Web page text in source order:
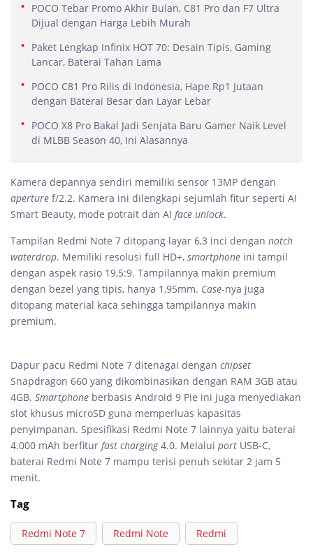
POCO Tebar Promo Akhir Bulan, C81 Pro dan F7 Ultra
Dijual dengan Harga Lebih Murah
Paket Lengkap Infinix HOT 70: Desain Tipis, Gaming
Lancar, Baterai Tahan Lama
POCO C81 Pro Rilis di Indonesia, Hape Rp1 Jutaan
dengan Baterai Besar dan Layar Lebar
POCO X8 Pro Bakal Jadi Senjata Baru Gamer Naik Level
di MLBB Season 40, Ini Alasannya
Kamera depannya sendiri memiliki sensor 13MP dengan
aperture f/2.2. Kamera ini dilengkapi sejumlah fitur seperti AI
Smart Beauty, mode potrait dan AI face unlock.
Tampilan Redmi Note 7 ditopang layar 6,3 inci dengan notch
waterdrop. Memiliki resolusi full HD+, smartphone ini tampil
dengan aspek rasio 19,5:9. Tampilannya makin premium
dengan bezel yang tipis, hanya 1,95mm. Case-nya juga
ditopang material kaca sehingga tampilannya makin
premium.
Dapur pacu Redmi Note 7 ditenagai dengan chipset
Snapdragon 660 yang dikombinasikan dengan RAM 3GB atau
4GB. Smartphone berbasis Android 9 Pie ini juga menyediakan
slot khusus microSD guna memperluas kapasitas
penyimpanan. Spesifikasi Redmi Note 7 lainnya yaitu baterai
4.000 mAh berfitur fast charging4.0. Melalui port USB-C,
baterai Redmi Note 7 mampu terisi penuh sekitar 2 jam 5
menit.
Tag
Redmi Note 7 Redmi Note Redmi